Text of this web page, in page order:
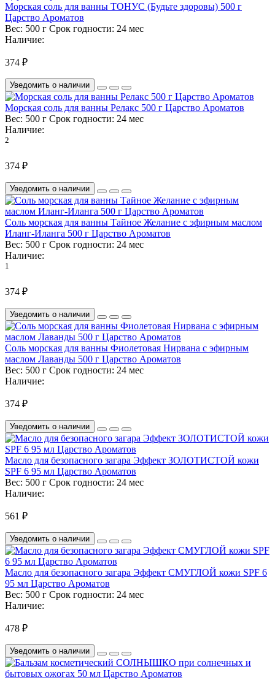
Морская соль для ванны ТОНУС (Будьте здоровы) 500 г
Царство Ароматов
Вес: 500 г Срок годности: 24 мес
Наличие:
374 ₽
Уведомить о наличии
Морская соль для ванны Релакс 500 г Царство Ароматов
Вес: 500 г Срок годности: 24 мес
Наличие:
2
374 ₽
Уведомить о наличии
Соль морская для ванны Тайное Желание с эфирным маслом
Иланг-Иланга 500 г Царство Ароматов
Вес: 500 г Срок годности: 24 мес
Наличие:
1
374 ₽
Уведомить о наличии
Соль морская для ванны Фиолетовая Нирвана с эфирным
маслом Лаванды 500 г Царство Ароматов
Вес: 500 г Срок годности: 24 мес
Наличие:
374 ₽
Уведомить о наличии
Масло для безопасного загара Эффект ЗОЛОТИСТОЙ кожи
SPF 6 95 мл Царство Ароматов
Вес: 500 г Срок годности: 24 мес
Наличие:
561 ₽
Уведомить о наличии
Масло для безопасного загара Эффект СМУГЛОЙ кожи SPF 6
95 мл Царство Ароматов
Вес: 500 г Срок годности: 24 мес
Наличие:
478 ₽
Уведомить о наличии